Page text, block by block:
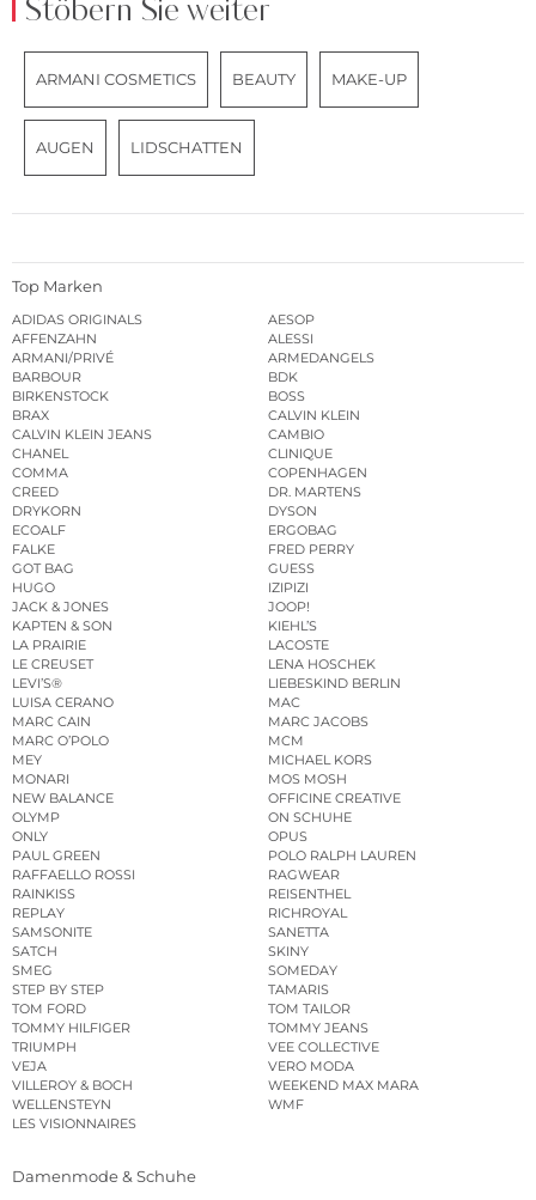
Stöbern Sie weiter
ARMANI COSMETICS BEAUTY MAKE-UP
AUGEN LIDSCHATTEN
Top Marken
ADIDAS ORIGINALS
AESOP
AFFENZAHN
ALESSI
ARMANI/PRIVÉ
ARMEDANGELS
BARBOUR
BDK
BIRKENSTOCK
BOSS
BRAX
CALVIN KLEIN
CALVIN KLEIN JEANS
CAMBIO
CHANEL
CLINIQUE
COMMA
COPENHAGEN
CREED
DR. MARTENS
DRYKORN
DYSON
ECOALF
ERGOBAG
FALKE
FRED PERRY
GOT BAG
GUESS
HUGO
IZIPIZI
JACK & JONES
JOOP!
KAPTEN & SON
KIEHL’S
LA PRAIRIE
LACOSTE
LE CREUSET
LENA HOSCHEK
LEVI’S®
LIEBESKIND BERLIN
LUISA CERANO
MAC
MARC CAIN
MARC JACOBS
MARC O’POLO
MCM
MEY
MICHAEL KORS
MONARI
MOS MOSH
NEW BALANCE
OFFICINE CREATIVE
OLYMP
ON SCHUHE
ONLY
OPUS
PAUL GREEN
POLO RALPH LAUREN
RAFFAELLO ROSSI
RAGWEAR
RAINKISS
REISENTHEL
REPLAY
RICHROYAL
SAMSONITE
SANETTA
SATCH
SKINY
SMEG
SOMEDAY
STEP BY STEP
TAMARIS
TOM FORD
TOM TAILOR
TOMMY HILFIGER
TOMMY JEANS
TRIUMPH
VEE COLLECTIVE
VEJA
VERO MODA
VILLEROY & BOCH
WEEKEND MAX MARA
WELLENSTEYN
WMF
LES VISIONNAIRES
Damenmode & Schuhe